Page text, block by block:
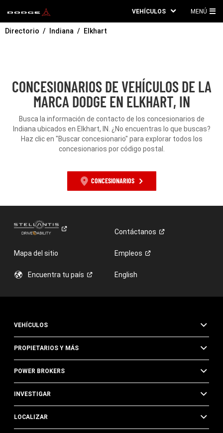
VEHÍCULOS MENÚ
Directorio Indiana Elkhart
CONCESIONARIOS DE VEHÍCULOS DE LA
MARCA DODGE EN ELKHART, IN
Busca la información de contacto de los concesionarios de
Indiana ubicados en Elkhart, IN. ¿No encuentras lo que buscas?
Haz clic en "Buscar concesionario" para explorar todos los
concesionarios por código postal.
CONCESIONARIOS
Contáctanos
Mapa del sitio Empleos
Encuentra tu país English
VEHÍCULOS
PROPIETARIOS Y MÁS
POWER BROKERS
INVESTIGAR
LOCALIZAR